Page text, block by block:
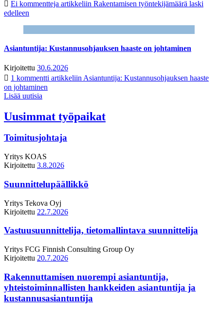
Ei kommentteja artikkeliin Rakentamisen työntekijämäärä laski
edelleen
Asiantuntija: Kustannusohjauksen haaste on johtaminen
Kirjoitettu 30.6.2026
1 kommentti artikkeliin Asiantuntija: Kustannusohjauksen haaste
on johtaminen
Lisää uutisia
Uusimmat työpaikat
Toimitusjohtaja
Yritys KOAS
Kirjoitettu 3.8.2026
Suunnittelupäällikkö
Yritys Tekova Oyj
Kirjoitettu 22.7.2026
Vastuusuunnittelija, tietomallintava suunnittelija
Yritys FCG Finnish Consulting Group Oy
Kirjoitettu 20.7.2026
Rakennuttamisen nuorempi asiantuntija,
yhteistoiminnallisten hankkeiden asiantuntija ja
kustannusasiantuntija